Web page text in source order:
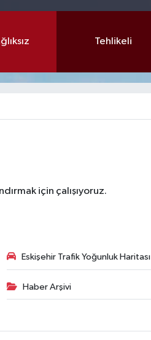
Tehlikeli
için çalışıyoruz.
Eskişehir Trafik Yoğunluk Haritası
Haber Arşivi